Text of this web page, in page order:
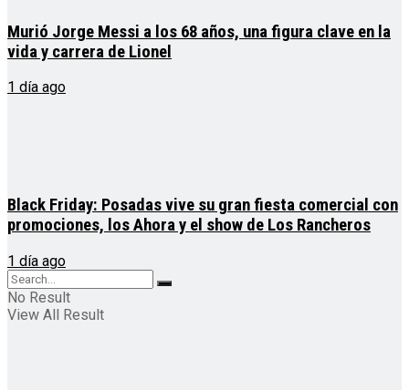
Murió Jorge Messi a los 68 años, una figura clave en la
vida y carrera de Lionel
1 día ago
Black Friday: Posadas vive su gran fiesta comercial con
promociones, los Ahora y el show de Los Rancheros
1 día ago
No Result
View All Result